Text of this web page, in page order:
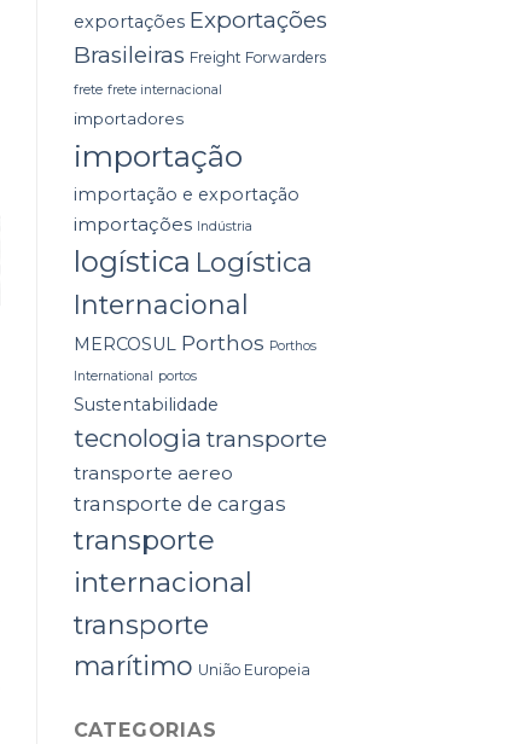
exportações Exportações
Brasileiras Freight Forwarders
frete frete internacional
importadores
importação
importação e exportação
importações Indústria
logística Logística
Internacional
MERCOSUL Porthos Porthos
International
portos
Sustentabilidade
tecnologia transporte
transporte aereo
transporte de cargas
transporte
internacional
transporte
marítimo União Europeia
CATEGORIAS